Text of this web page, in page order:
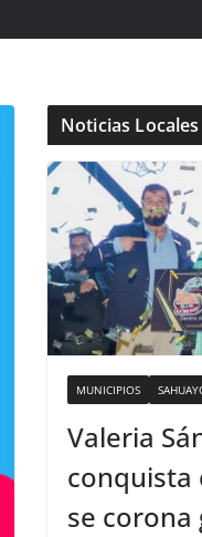
Noticias Locales
MUNICIPIOS
Valeria
conquista
se corona